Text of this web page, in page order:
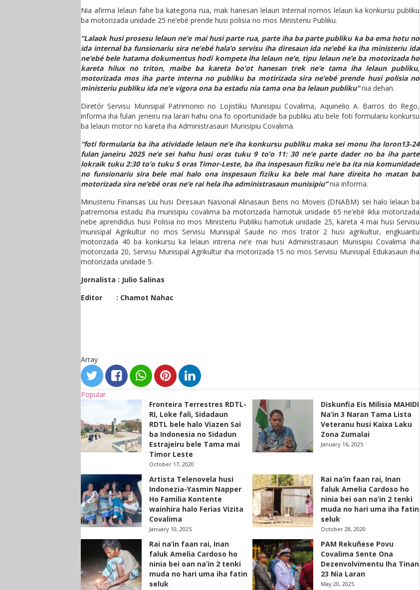
Nia afirma lelaun fahe ba kategoria rua, mak hanesan lelaun Internal nomos lelaun ka konkursu publiku
ba motorizada unidade 25 ne’ebé prende husi polisia no mos Ministeriu Publiku.
“Lalaok husi prosesu lelaun ne’e mai husi parte rua, parte iha ba parte publiku ka ba ema hotu no
ida internal ba funsionariu sira ne’ebé hala’o servisu iha diresaun ida ne’ebé ka iha ministeriu ida
ne’ebé bele hatama dokumentus hodi kompeta iha lelaun ne’e, tipu lelaun ne’e ba motorizada ho
kareta hilux no triton, maibe ba kareta bo’ot hanesan trek ne’e tama iha lelaun publiku,
motorizada mos iha parte interna no publiku ba motirizada sira ne’ebé prende husi polisia no
ministeriu publiku ida ne’e vigora ona ba estadu nia tama ona ba lelaun publiku”nia dehan.
Diretór Servisu Munisipal Patrimonio no Lojistiku Munisipiu Covalima, Aquinelio A. Barros do Rego,
informa iha fulan jeneiru nia laran hahu ona fo oportunidade ba publiku atu bele foti formulariu konkursu
ba lelaun motor no kareta iha Administrasaun Munisipiu Covalima.
“foti formularia ba iha atividade lelaun ne’e iha konkursu publiku maka sei monu iha loron13-24
fulan janeiru 2025 ne’e sei hahu husi oras tuku 9 to’o 11: 30 ne’e parte dader no ba iha parte
lokraik tuku 2:30 to’o tuku 5 oras Timor-Leste, ba iha inspesaun fiziku ne’e ba ita nia komunidade
no funsionariu sira bele mai halo ona inspesaun fiziku ka bele mai hare direita ho matan ba
motorizada sira ne’ebé oras ne’e rai hela iha administrasaun munisipiu”nia informa.
Minusteriu Finansas Liu husi Diresaun Nasional Alinasaun Bens no Moveis (DNABM) sei halo lelaun ba
patremonia estadu iha munisipiu covalima ba motorizada hamotuk unidade 65 ne’ebé iklui motorizada
nebe aprendidus husi Polisia no mos Ministeriu Publiku hamotuk unidade 25, kareta 4 mai husi Servisu
munisipal Agrikultur no mos Servisu Munisipal Saude no mos trator 2 husi agrikultur, engkuantu
motorizada 40 ba konkursu ka lelaun intrena ne’e mai husi Administrasaun Munisipiu Covalima iha
motorizada 20, Servisu Munisipal Agrikultur iha motorizada 15 no mos Servisu Munisipal Edukasaun iha
motorizada unidade 5.
Jornalista : Julio Salinas
Editor : Chamot Nahac
Array
Popular
Fronteira Terrestres RDTL-
RI, Loke fali, Sidadaun
RDTL bele halo Viazen Sai
ba Indonesia no Sidadun
Estrajeiru bele Tama mai
Timor Leste
October 17, 2020
Diskunfia Eis Milisia MAHIDI
Na’in 3 Naran Tama Lista
Veteranu husi Kaixa Laku
Zona Zumalai
January 16, 2025
Artista Telenovela husi
Indonezia-Yasmin Napper
Ho Familia Kontente
wainhira halo Ferias Vizita
Covalima
January 10, 2025
Rai na’in faan rai, Inan
faluk Amelia Cardoso ho
ninia bei oan na’in 2 tenki
muda no hari uma iha fatin
seluk
October 28, 2020
Rai na’in faan rai, Inan
faluk Amelia Cardoso ho
ninia bei oan na’in 2 tenki
muda no hari uma iha fatin
seluk
PAM Rekuñese Povu
Covalima Sente Ona
Dezenvolvimentu Iha Tinan
23 Nia Laran
May 20, 2025